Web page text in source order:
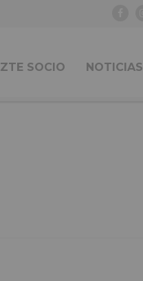
SOCIO NOTICIAS